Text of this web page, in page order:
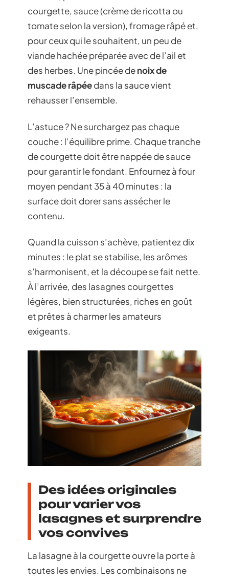
courgette, sauce (crème de ricotta ou
tomate selon la version), fromage râpé et,
pour ceux qui le souhaitent, un peu de
viande hachée préparée avec de l’ail et
des herbes. Une pincée denoix de
muscade râpéedans la sauce vient
rehausser l’ensemble.
L’astuce ? Ne surchargez pas chaque
couche : l’équilibre prime. Chaque tranche
de courgette doit être nappée de sauce
pour garantir le fondant. Enfournez à four
moyen pendant 35 à 40 minutes : la
surface doit dorer sans assécher le
contenu.
Quand la cuisson s’achève, patientez dix
minutes : le plat se stabilise, les arômes
s’harmonisent, et la découpe se fait nette.
À l’arrivée, des lasagnes courgettes
légères, bien structurées, riches en goût
et prêtes à charmer les amateurs
exigeants.
Des idées originales
pour varier vos
lasagnes et surprendre
vos convives
La lasagne à la courgette ouvre la porte à
toutes les envies. Les combinaisons ne